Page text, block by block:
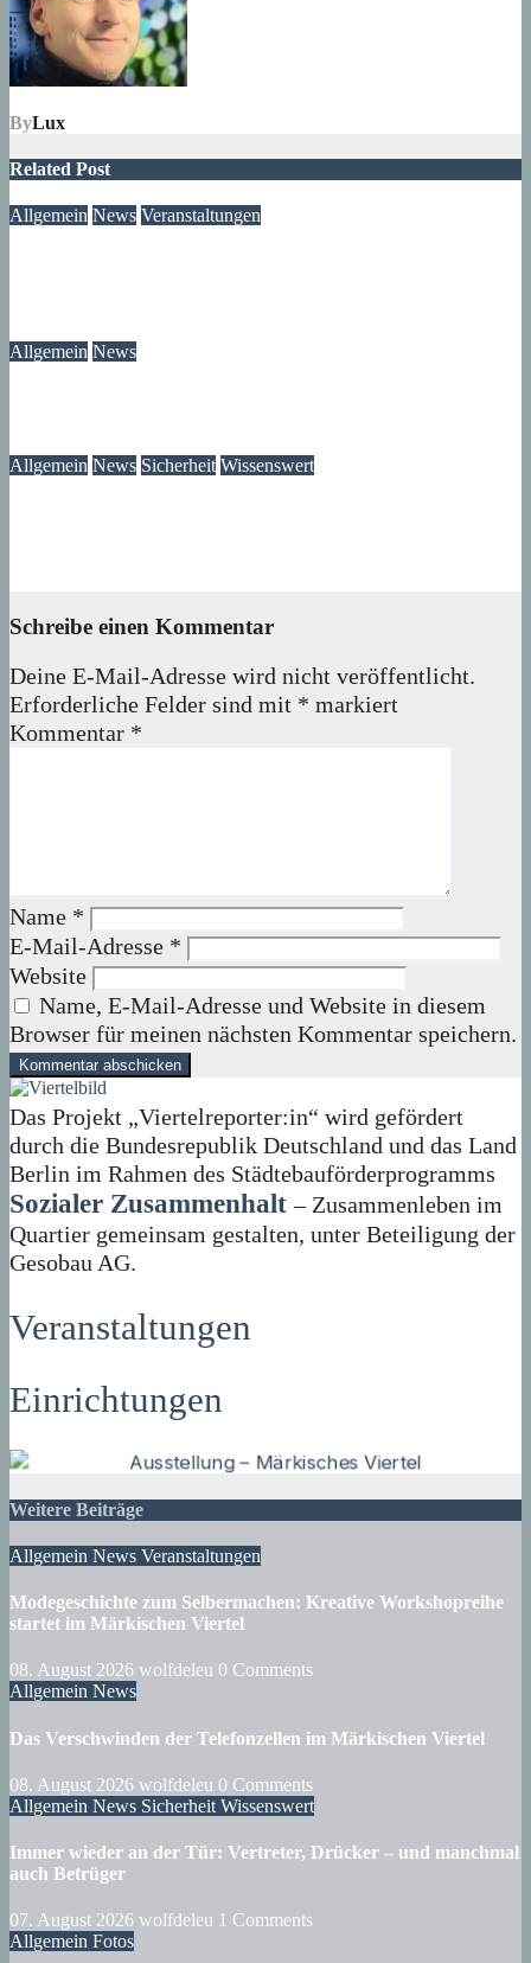
ByLux
Related Post
Allgemein News Veranstaltungen
Allgemein News
Allgemein News Sicherheit Wissenswert
Schreibe einen Kommentar
Deine E-Mail-Adresse wird nicht veröffentlicht.
Erforderliche Felder sind mit * markiert
Kommentar *
Name *
E-Mail-Adresse *
Website
Name, E-Mail-Adresse und Website in diesem
Browser für meinen nächsten Kommentar speichern.
Das Projekt „Viertelreporter:in“ wird gefördert
durch die Bundesrepublik Deutschland und das Land
Berlin im Rahmen des Städtebauförderprogramms
Sozialer Zusammenhalt – Zusammenleben im
Quartier gemeinsam gestalten, unter Beteiligung der
Gesobau AG.
Veranstaltungen
Einrichtungen
Weitere Beiträge
Allgemein News Veranstaltungen
Modegeschichte zum Selbermachen: Kreative Workshopreihe
startet im Märkischen Viertel
08. August 2026 wolfdeleu 0 Comments
Allgemein News
Das Verschwinden der Telefonzellen im Märkischen Viertel
08. August 2026 wolfdeleu 0 Comments
Allgemein News Sicherheit Wissenswert
Immer wieder an der Tür: Vertreter, Drücker – und manchmal
auch Betrüger
07. August 2026 wolfdeleu 1 Comments
Allgemein Fotos